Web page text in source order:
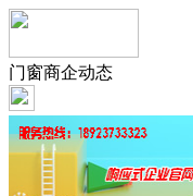
门窗商企动态